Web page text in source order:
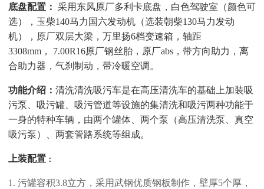
底盘配置： 采用东风原厂多利卡底盘，白色驾驶室（颜色可
选），玉柴140马力国六发动机（选装朝柴130马力发动
机），原厂双层大梁，万里扬6档变速箱，轴距
3308mm， 7.00R16原厂钢丝胎，原厂abs，带方向助力，离
合助力器，气刹制动，带冷暖空调。
功能介绍： 清洗清洗吸污车是在高压清洗车的基础上加装吸
污泵、吸污罐、吸污管道等设施的集清洗和吸污两种功能于
一身的特种车辆，由两个罐体、两个泵（高压清洗泵、真空
吸污泵）、两套管路系统等组成。
上装配置：
1. 污罐容积3.8立方，采用武钢优质钢板制作，壁厚5个厚，